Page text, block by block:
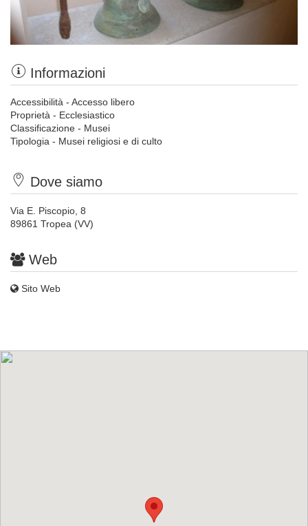
Informazioni
Accessibilità - Accesso libero
Proprietà - Ecclesiastico
Classificazione - Musei
Tipologia - Musei religiosi e di culto
Dove siamo
Via E. Piscopio, 8
89861 Tropea (VV)
Web
Sito Web